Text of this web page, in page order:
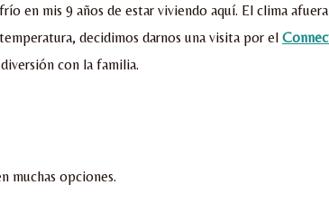
en mis 9 años de estar viviendo aquí. El clima
decidimos darnos una visita por el
con la familia.
muchas opciones.